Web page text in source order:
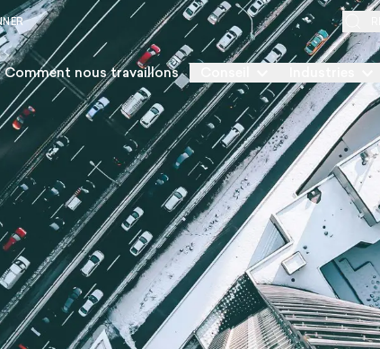
Comment nous travaillons